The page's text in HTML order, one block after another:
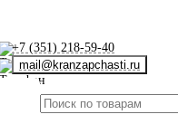
+7 (351) 218-59-40
mail@kranzapchasti.ru